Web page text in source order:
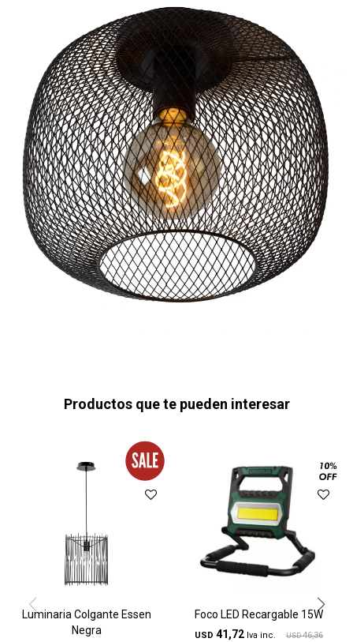
Productos que te pueden interesar
Luminaria Colgante Essen
Negra
Foco LED Recargable 15W
USD 41,72 USD 46,36